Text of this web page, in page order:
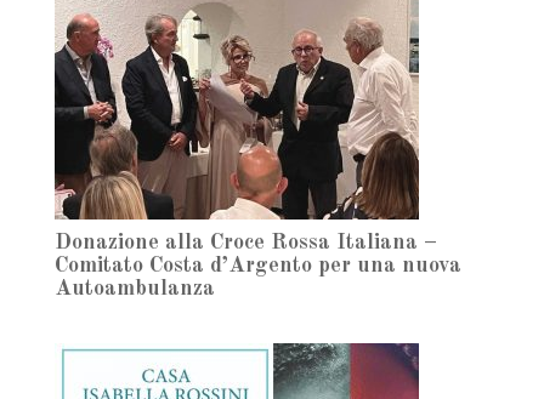
Donazione alla Croce Rossa Italiana –
Comitato Costa d’Argento per una nuova
Autoambulanza